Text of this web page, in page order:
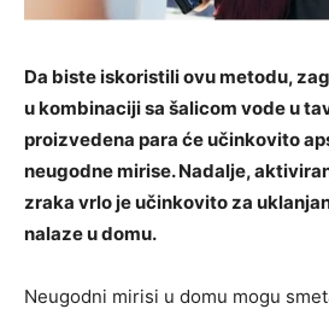
Da biste iskoristili ovu metodu,
u kombinaciji sa šalicom vode u
proizvedena para će učinkovito
neugodne mirise. Nadalje,
zraka vrlo je učinkovito za
nalaze u domu.
Neugodni mirisi u domu mogu